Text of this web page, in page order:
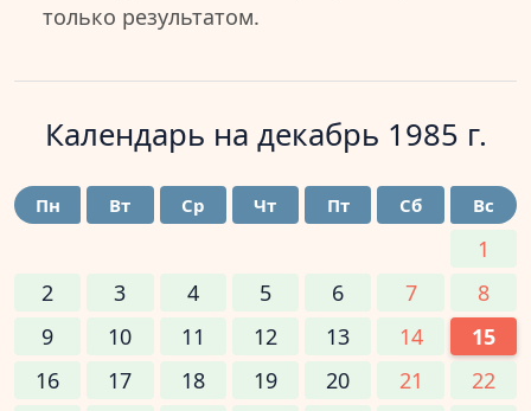
только результатом.
Календарь на декабрь 1985 г.
Пн Вт Ср Чт Пт Сб Вс
1
2
3 4 5 6 7
8
9
10 11 12 13 14
15
16
17 18 19 20 21
22